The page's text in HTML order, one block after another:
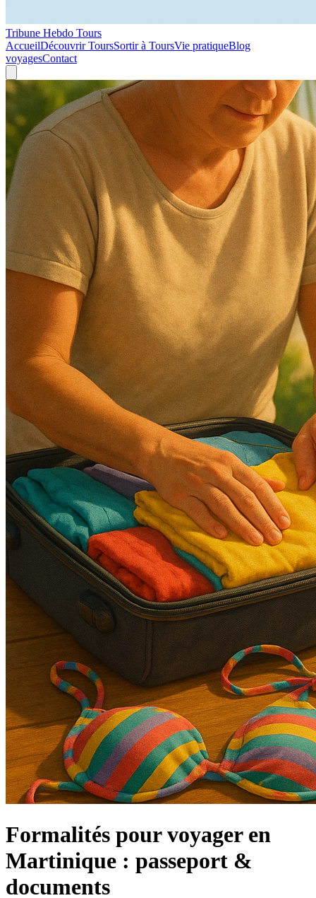
Tribune Hebdo Tours
AccueilDécouvrir ToursSortir à ToursVie pratiqueBlog
voyagesContact
Formalités pour voyager en
Martinique : passeport &
documents